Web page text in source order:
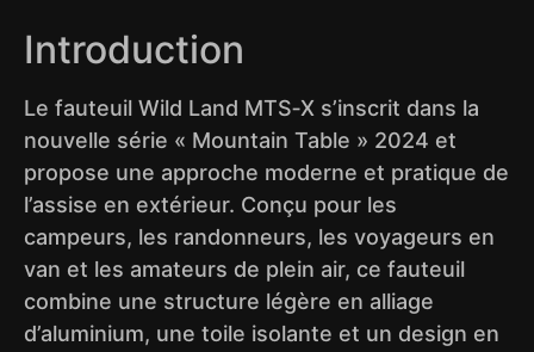
Introduction
Le fauteuil Wild Land MTS‑X s’inscrit dans la
nouvelle série « Mountain Table » 2024 et
propose une approche moderne et pratique de
l’assise en extérieur. Conçu pour les
campeurs, les randonneurs, les voyageurs en
van et les amateurs de plein air, ce fauteuil
combine une structure légère en alliage
d’aluminium, une toile isolante et un design en